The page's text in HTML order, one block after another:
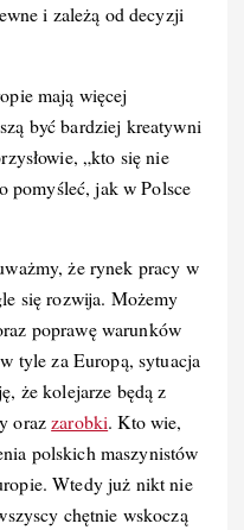
i zależą od decyzji
mają więcej
być bardziej kreatywni
„kto się nie
pomyśleć, jak w Polsce
że rynek pracy w
się rozwija. Możemy
poprawę warunków
tyle za Europą, sytuacja
że kolejarze będą z
orazzarobki. Kto wie,
polskich maszynistów
Wtedy już nikt nie
chętnie wskoczą